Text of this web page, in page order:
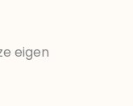
eigen